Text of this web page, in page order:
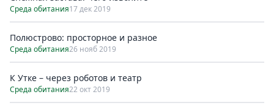
Среда обитания17 дек 2019
Полюстрово: просторное и разное
Среда обитания26 нояб 2019
К Утке – через роботов и театр
Среда обитания22 окт 2019